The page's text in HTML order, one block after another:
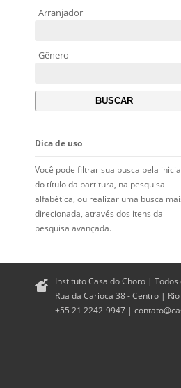
Arranjador
Gênero
Dica de uso
Você pode filtrar sua busca pela
do título da partitura, na pesquisa
alfabética, ou realizar uma busca
direcionada, através dos itens da
pesquisa avançada.
Instituto Casa do Choro |
Rua da Carioca 38 - Centro |
+55 21 2242-9947 |